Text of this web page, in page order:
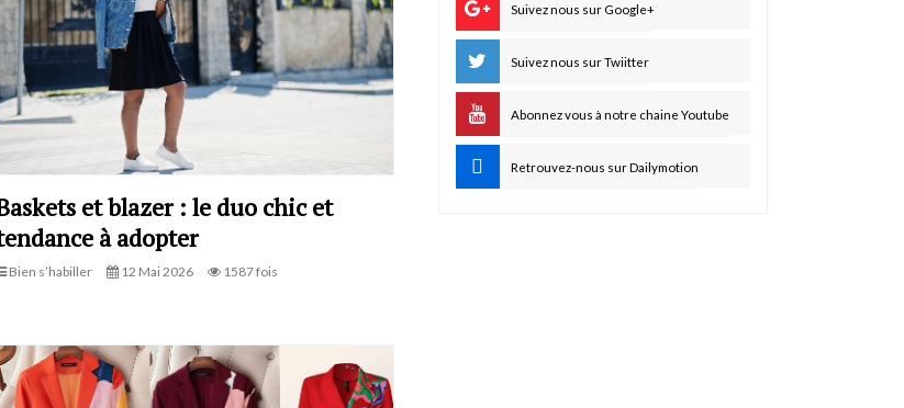
et blazer : le duo chic et
à adopter
Bien s’habiller 12 Mai 2026 1587 fois
Suivez nous sur Google+
Suivez nous sur Twiitter
Abonnez vous à notre chaine Youtube
Retrouvez-nous sur Dailymotion